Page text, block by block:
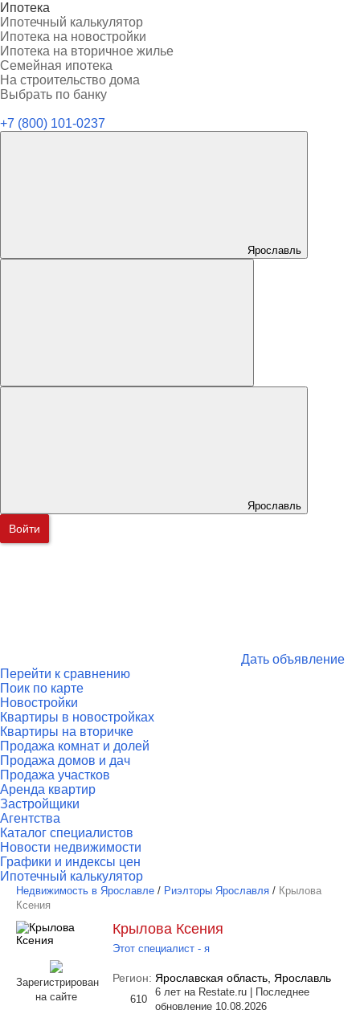
Ипотека
Ипотечный калькулятор
Ипотека на новостройки
Ипотека на вторичное жилье
Семейная ипотека
На строительство дома
Выбрать по банку
+7 (800) 101-0237
Ярославль
Ярославль
Войти
Дать объявление
Перейти к сравнению
Поик по карте
Новостройки
Квартиры в новостройках
Квартиры на вторичке
Продажа комнат и долей
Продажа домов и дач
Продажа участков
Аренда квартир
Застройщики
Агентства
Каталог специалистов
Новости недвижимости
Графики и индексы цен
Ипотечный калькулятор
Недвижимость в Ярославле / Риэлторы Ярославля / Крылова
Ксения
Зарегистрирован
на сайте
Крылова Ксения
Этот специалист - я
Регион: Ярославская область, Ярославль
610
6 лет на Restate.ru | Последнее
обновление 10.08.2026